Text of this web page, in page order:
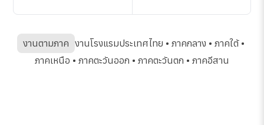
งานตามภาค งานโรงแรมประเทศไทย • ภาคกลาง • ภาคใต้ •
ภาคเหนือ • ภาคตะวันออก • ภาคตะวันตก • ภาคอีสาน